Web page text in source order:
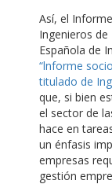
Así, el
Ingenieros
Española de
“lnforme
titulado de
que, si bien
el sector de
hace en
un énfasis
empresas
gestión